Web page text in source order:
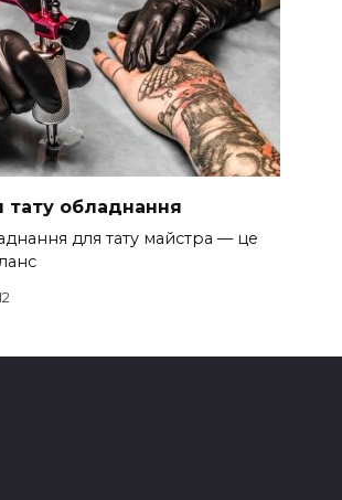
тату обладнання
для тату майстра — це